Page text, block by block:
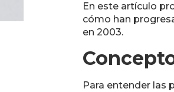
En este artículo
cómo han
en 2003.
Para entender las